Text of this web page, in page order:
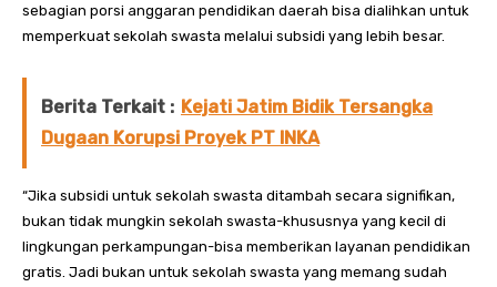
sebagian porsi anggaran pendidikan daerah bisa dialihkan untuk
memperkuat sekolah swasta melalui subsidi yang lebih besar.
Berita Terkait : Kejati Jatim Bidik Tersangka
Dugaan Korupsi Proyek PT INKA
“Jika subsidi untuk sekolah swasta ditambah secara signifikan,
bukan tidak mungkin sekolah swasta-khususnya yang kecil di
lingkungan perkampungan-bisa memberikan layanan pendidikan
gratis. Jadi bukan untuk sekolah swasta yang memang sudah